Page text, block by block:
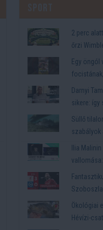
2 perc
őrzi
Egy öngól
később
Darnyi
sikere: így
113., 119.,
magyar
Süllő
szabályok
szezonban
Ilia
média
Téli
simán
Emirates
Ökológiai
Hévízi-